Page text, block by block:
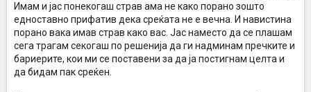
Имам и јас понекогаш страв ама не како порано зошто
едноставно прифатив дека среќата не е вечна. И навистина
порано вака имав страв како вас. Јас наместо да се плашам
сега трагам секогаш по решенија да ги надминам пречките и
бариерите, кои ми се поставени за да ја постигнам целта и
да бидам пак среќен.